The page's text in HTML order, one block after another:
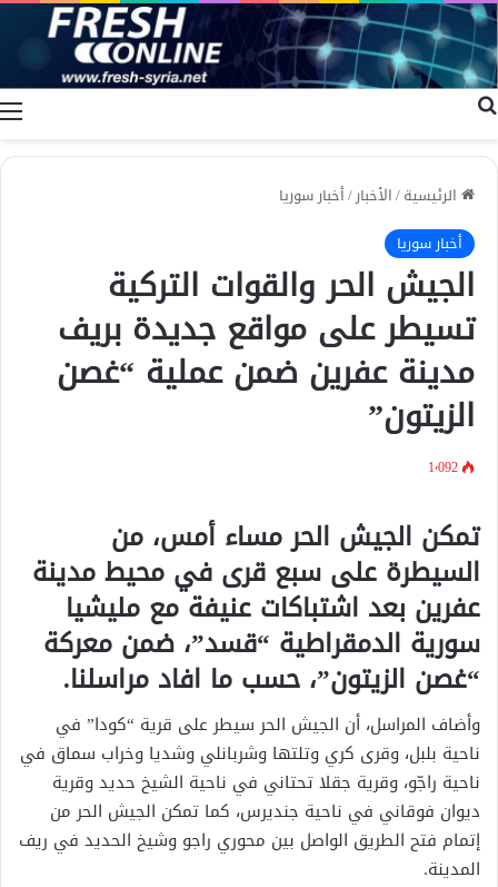
الرئيسية/الأخبار/أخبار سوريا
أخبار سوريا
الجيش الحر والقوات التركية
تسيطر على مواقع جديدة بريف
مدينة عفرين ضمن عملية “غصن
الزيتون”
1٬092
تمكن الجيش الحر مساء أمس، من
السيطرة على سبع قرى في محيط مدينة
عفرين بعد اشتباكات عنيفة مع مليشيا
سورية الدمقراطية “قسد”، ضمن معركة
“غصن الزيتون”، حسب ما افاد مراسلنا.
وأضاف المراسل، أن الجيش الحر سيطر على قرية “كودا” في
ناحية بلبل، وقرى كري وتلتها وشربانلي وشديا وخراب سماق في
ناحية راجّو، وقرية جقلا تحتاني في ناحية الشيخ حديد وقرية
ديوان فوقاني في ناحية جنديرس، كما تمكن الجيش الحر من
إتمام فتح الطريق الواصل بين محوري راجو وشيخ الحديد في ريف
المدينة.